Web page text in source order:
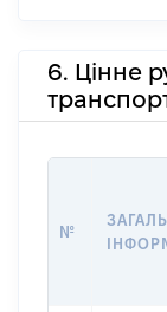
6. Цінне
№